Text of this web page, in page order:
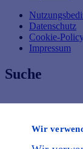
Wir
Datenschutz
Cookie-
Impressum
Suche